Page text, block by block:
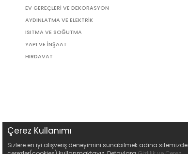
EV GEREÇLERİ VE DEKORASYON
AYDINLATMA VE ELEKTRİK
ISITMA VE SOĞUTMA
YAPI VE İNŞAAT
HIRDAVAT
Çerez Kullanımı
Sizlere en iyi alışveriş deneyimini sunabilmek adına sitemizde